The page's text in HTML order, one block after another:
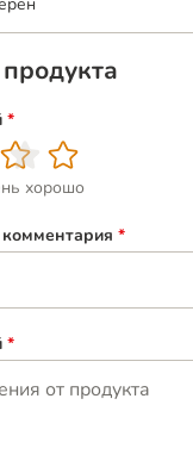
*
хорошо
*
*